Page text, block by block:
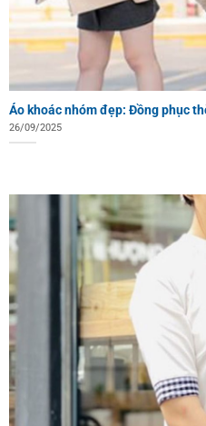
Áo khoác nhóm đẹp: Đồng phục
26/09/2025